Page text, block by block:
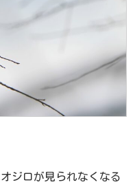
ジロが見られなくなる